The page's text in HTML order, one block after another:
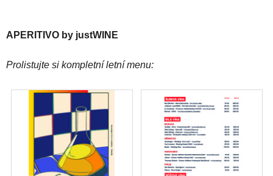
APERITIVO by justWINE
Prolistujte si kompletní letní menu: